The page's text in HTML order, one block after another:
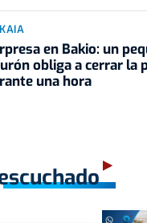
en Bakio: un
obliga a cerrar la
una hora